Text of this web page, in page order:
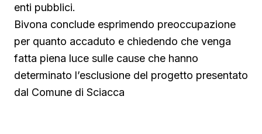
enti pubblici.
Bivona conclude esprimendo preoccupazione
per quanto accaduto e chiedendo che venga
fatta piena luce sulle cause che hanno
determinato l’esclusione del progetto presentato
dal Comune di Sciacca